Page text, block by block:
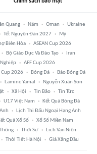
Quang Năm Oman
Ukraine
Tết Nguyên Đán 2027
Mỹ
Biên Hòa
ASEAN Cup 2026
Bộ Giáo Dục Và Đào Tạo
Iran
AFF Cup 2026
Cup 2026 Bóng Đá
Báo Bóng Đá
Lamine Yamal
Nguyễn Xuân Son
Xã Hội Tin Bão
Tin Tức
U17 Việt Nam
Kết Quả Bóng Đá
Lịch Thi Đấu Ngoại Hạng Anh
Quả Xổ Số
Xổ Số Miền Nam
Thời Sự
Lịch Vạn Niên
Thời Tiết Hà Nội Giá Xăng Dầu